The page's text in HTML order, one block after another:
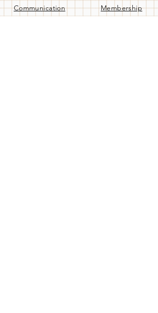
Communication
Membership